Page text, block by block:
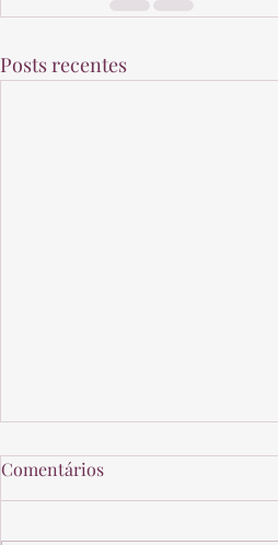
Posts recentes
Comentários